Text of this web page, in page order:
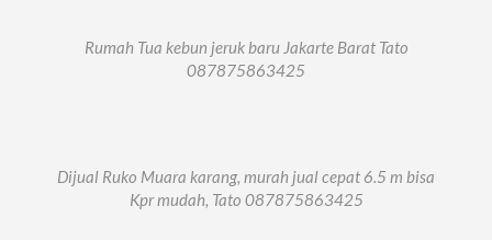
Rumah Tua kebun jeruk baru Jakarte Barat Tato
087875863425
Dijual Ruko Muara karang, murah jual cepat 6.5 m bisa
Kpr mudah, Tato 087875863425